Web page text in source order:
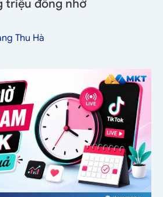
triệu đồng nhờ
Thu Hà